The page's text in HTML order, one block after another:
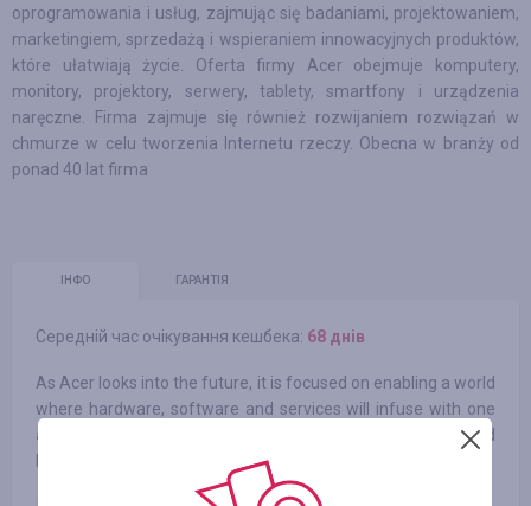
oprogramowania i usług, zajmując się badaniami, projektowaniem,
marketingiem, sprzedażą i wspieraniem innowacyjnych produktów,
które ułatwiają życie. Oferta firmy Acer obejmuje komputery,
monitory, projektory, serwery, tablety, smartfony i urządzenia
naręczne. Firma zajmuje się również rozwijaniem rozwiązań w
chmurze w celu tworzenia Internetu rzeczy. Obecna w branży od
ponad 40 lat firma
ІНФО ГАРАНТІЯ
Середній час очікування кешбека: 68 днів
As Acer looks into the future, it is focused on enabling a world
where hardware, software and services will infuse with one
another to open up new possibilities for consumers and